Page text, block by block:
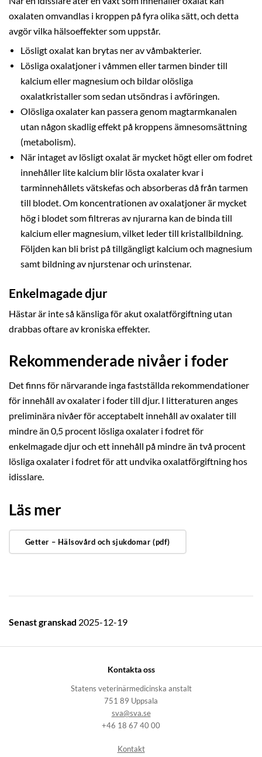
oxalaten omvandlas i kroppen på fyra olika sätt, och detta
avgör vilka hälsoeffekter som uppstår.
Lösligt oxalat kan brytas ner av våmbakterier.
Lösliga oxalatjoner i våmmen eller tarmen binder till
kalcium eller magnesium och bildar olösliga
oxalatkristaller som sedan utsöndras i avföringen.
Olösliga oxalater kan passera genom magtarmkanalen
utan någon skadlig effekt på kroppens ämnesomsättning
(metabolism).
När intaget av lösligt oxalat är mycket högt eller om fodret
innehåller lite kalcium blir lösta oxalater kvar i
tarminnehållets vätskefas och absorberas då från tarmen
till blodet. Om koncentrationen av oxalatjoner är mycket
hög i blodet som filtreras av njurarna kan de binda till
kalcium eller magnesium, vilket leder till kristallbildning.
Följden kan bli brist på tillgängligt kalcium och magnesium
samt bildning av njurstenar och urinstenar.
Enkelmagade djur
Hästar är inte så känsliga för akut oxalatförgiftning utan
drabbas oftare av kroniska effekter.
Rekommenderade nivåer i foder
Det finns för närvarande inga fastställda rekommendationer
för innehåll av oxalater i foder till djur. I litteraturen anges
preliminära nivåer för acceptabelt innehåll av oxalater till
mindre än 0,5 procent lösliga oxalater i fodret för
enkelmagade djur och ett innehåll på mindre än två procent
lösliga oxalater i fodret för att undvika oxalatförgiftning hos
idisslare.
Läs mer
Getter – Hälsovård och sjukdomar (pdf)
Senast granskad 2025-12-19
Kontakta oss
Statens veterinärmedicinska anstalt
751 89 Uppsala
sva@sva.se
+46 18 67 40 00
Kontakt